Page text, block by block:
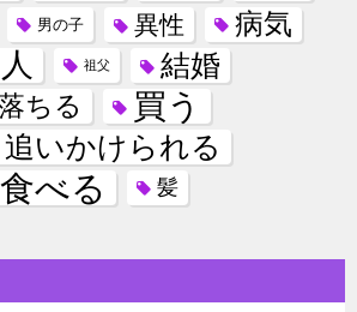
男の子 異性 病気
祖父 結婚
ちる 買う
追いかけられる
食べる 髪